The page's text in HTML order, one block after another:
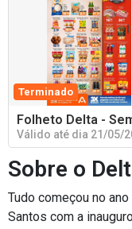
Terminado
Folheto Delta -
Válido até dia 21/05/
Sobre o
Tudo começou no
Santos com a